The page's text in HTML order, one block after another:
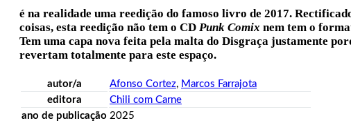
é na realidade uma reedição do famoso livro de 2017.
coisas, esta reedição não tem o CD Punk Comix nem tem o
Tem uma capa nova feita pela malta do Disgraça justamente
revertam totalmente para este espaço.
autor/a Afonso Cortez, Marcos Farrajota
editora
Chili com Carne
ano de publicação 2025